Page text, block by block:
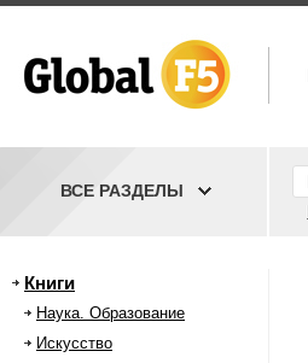
ВСЕ РАЗДЕЛЫ
Книги
Наука. Образование
Искусство